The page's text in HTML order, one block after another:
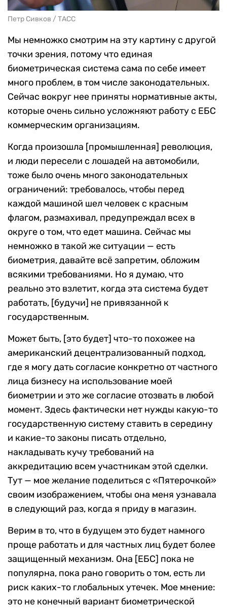
Петр Сивков / ТАСС
Мы немножко смотрим на эту картину с другой
точки зрения, потому что единая
биометрическая система сама по себе имеет
много проблем, в том числе законодательных.
Сейчас вокруг нее приняты нормативные акты,
которые очень сильно усложняют работу с ЕБС
коммерческим организациям.
Когда произошла [промышленная] революция,
и люди пересели с лошадей на автомобили,
тоже было очень много законодательных
ограничений: требовалось, чтобы перед
каждой машиной шел человек с красным
флагом, размахивал, предупреждал всех в
округе о том, что едет машина. Сейчас мы
немножко в такой же ситуации — есть
биометрия, давайте всё запретим, обложим
всякими требованиями. Но я думаю, что
реально это взлетит, когда эта система будет
работать, [будучи] не привязанной к
государственным.
Может быть, [это будет] что-то похожее на
американский децентрализованный подход,
где я могу дать согласие конкретно от частного
лица бизнесу на использование моей
биометрии и это же согласие отозвать в любой
момент. Здесь фактически нет нужды какую-то
государственную систему ставить в середину
и какие-то законы писать отдельно,
накладывать кучу требований на
аккредитацию всем участникам этой сделки.
Тут — мое желание поделиться с «Пятерочкой»
своим изображением, чтобы она меня узнавала
в следующий раз, когда я приду в магазин.
Верим в то, что в будущем это будет намного
проще работать и для частных лиц будет более
защищенный механизм. Она [ЕБС] пока не
популярна, пока рано говорить о том, есть ли
риск каких-то глобальных утечек. Мое мнение:
это не конечный вариант биометрической